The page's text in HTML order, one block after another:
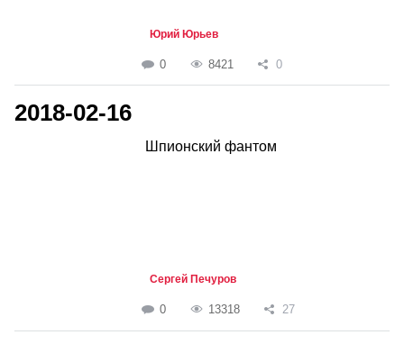
Юрий Юрьев
0 8421 0
2018-02-16
Шпионский фантом
Сергей Печуров
0 13318 27